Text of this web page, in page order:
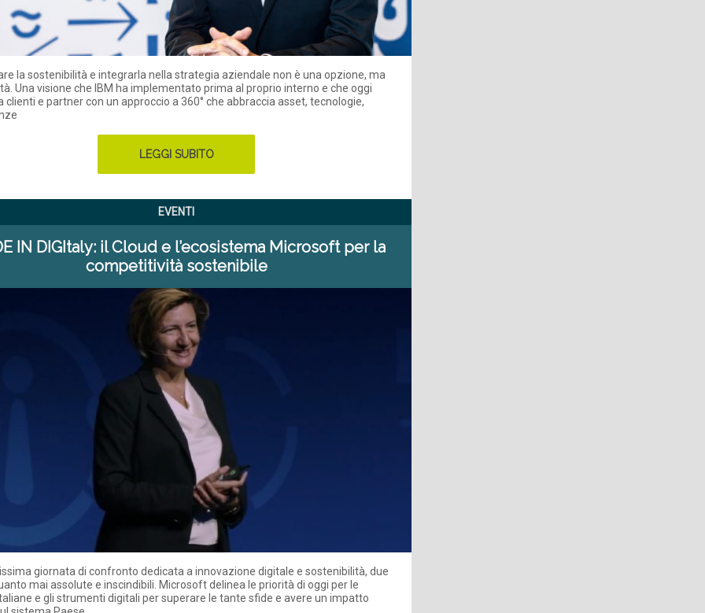
la sostenibilità e integrarla nella strategia aziendale non è una opzione, ma
Una visione che IBM ha implementato prima al proprio interno e che oggi
clienti e partner con un approccio a 360° che abbraccia asset, tecnologie,
LEGGI SUBITO
EVENTI
IN DIGItaly: il Cloud e l’ecosistema Microsoft per la
competitività sostenibile
giornata di confronto dedicata a innovazione digitale e sostenibilità, due
mai assolute e inscindibili. Microsoft delinea le priorità di oggi per le
e gli strumenti digitali per superare le tante sfide e avere un impatto